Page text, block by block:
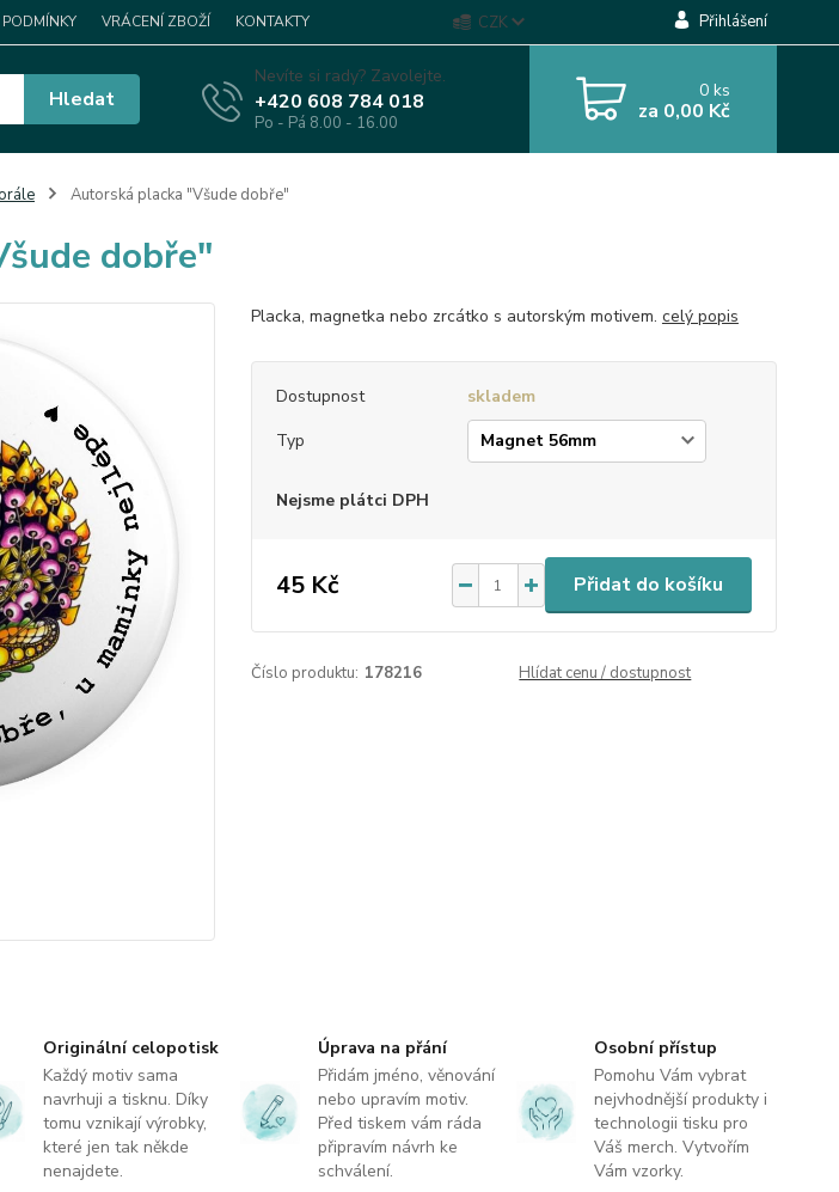
VRÁCENÍ ZBOŽÍ KONTAKTY CZK Přihlášení
Hledat
Nevíte si rady? Zavolejte.
+420 608 784 018
Po - Pá 8.00 - 16.00
0ks
za 0,00 Kč
Autorská placka "Všude dobře"
dobře"
Placka, magnetka nebo zrcátko s autorským motivem. celý popis
Dostupnost
skladem
Typ
Nejsme plátci DPH
45 Kč Přidat do košíku
Číslo produktu: 178216 Hlídat cenu / dostupnost
Originální celopotisk
Každý motiv sama
navrhuji a tisknu. Díky
tomu vznikají výrobky,
které jen tak někde
nenajdete.
Úprava na přání
Přidám jméno, věnování
nebo upravím motiv.
Před tiskem vám ráda
připravím návrh ke
schválení.
Osobní přístup
Pomohu Vám vybrat
nejvhodnější produkty i
technologii tisku pro
Váš merch. Vytvořím
Vám vzorky.